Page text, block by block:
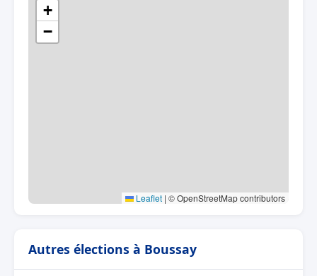
+
−
Leaflet | © OpenStreetMap contributors
Autres élections à Boussay